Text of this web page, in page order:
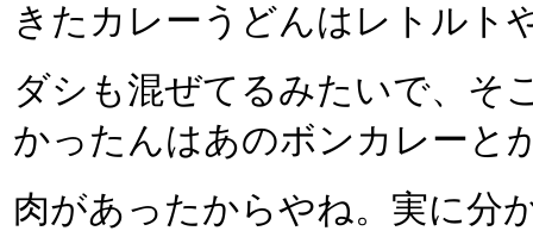
きたカレーうどんはレトルト
ダシも混ぜてるみたいで、そ
かったんはあのボンカレーと
肉があったからやね。実に分